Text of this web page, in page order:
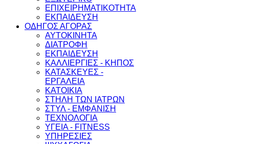
ΕΠΙΧΕΙΡΗΜΑΤΙΚΟΤΗΤΑ
ΕΚΠΑΙΔΕΥΣΗ
ΟΔΗΓΟΣ ΑΓΟΡΑΣ
ΑΥΤΟΚΙΝΗΤΑ
ΔΙΑΤΡΟΦΗ
ΕΚΠΑΙΔΕΥΣΗ
ΚΑΛΛΙΕΡΓΙΕΣ - ΚΗΠΟΣ
ΚΑΤΑΣΚΕΥΕΣ -
ΕΡΓΑΛΕΙΑ
ΚΑΤΟΙΚΙΑ
ΣΤΗΛΗ ΤΩΝ ΙΑΤΡΩΝ
ΣΤΥΛ - ΕΜΦΑΝΙΣΗ
ΤΕΧΝΟΛΟΓΙΑ
ΥΓΕΙΑ - FITNESS
ΥΠΗΡΕΣΙΕΣ